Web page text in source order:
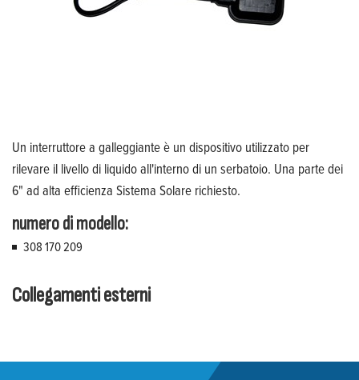
Un interruttore a galleggiante è un dispositivo utilizzato per
rilevare il livello di liquido all'interno di un serbatoio. Una parte dei
6" ad alta efficienza Sistema Solare richiesto.
numero di modello:
308 170 209
Collegamenti esterni